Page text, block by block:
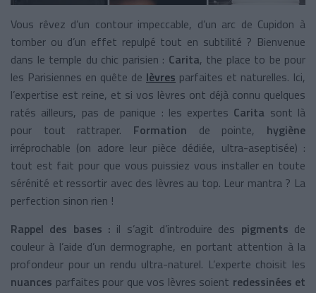
Vous rêvez d’un contour impeccable, d’un arc de Cupidon à
tomber ou d’un effet repulpé tout en subtilité ? Bienvenue
dans le temple du chic parisien : Carita, the place to be pour
les Parisiennes en quête de lèvres parfaites et naturelles. Ici,
l’expertise est reine, et si vos lèvres ont déjà connu quelques
ratés ailleurs, pas de panique : les expertes Carita sont là
pour tout rattraper. Formation de pointe, hygiène
irréprochable (on adore leur pièce dédiée, ultra-aseptisée) :
tout est fait pour que vous puissiez vous installer en toute
sérénité et ressortir avec des lèvres au top. Leur mantra ? La
perfection sinon rien !
Rappel des bases : il s’agit d’introduire des pigments de
couleur à l’aide d’un dermographe, en portant attention à la
profondeur pour un rendu ultra-naturel. L’experte choisit les
nuances parfaites pour que vos lèvres soient redessinées et